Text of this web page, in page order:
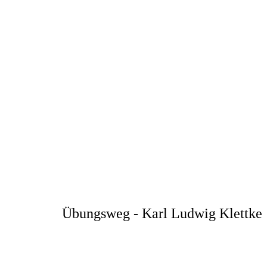
Übungsweg - Karl Ludwig Klettke